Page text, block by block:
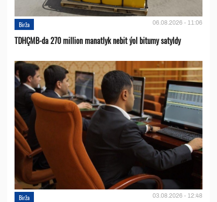
Birža 06.08.2026 - 11:06
TDHÇMB-da 270 million manatlyk nebit ýol bitumy satyldy
Birža 03.08.2026 - 12:48